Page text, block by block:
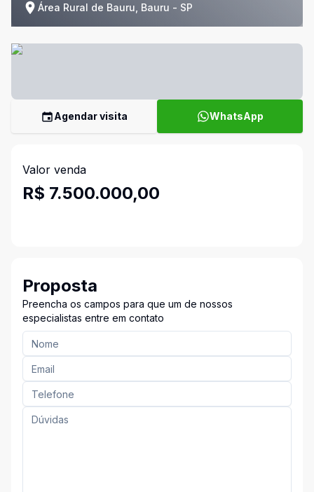
Área Rural de Bauru, Bauru - SP
Agendar visita WhatsApp
Valor venda
R$ 7.500.000,00
Proposta
Preencha os campos para que um de nossos
especialistas entre em contato